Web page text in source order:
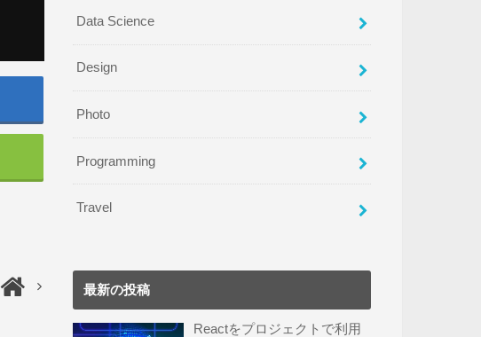
Data Science
Design
Photo
Programming
Travel
最新の投稿
Reactをプロジェクトで利用